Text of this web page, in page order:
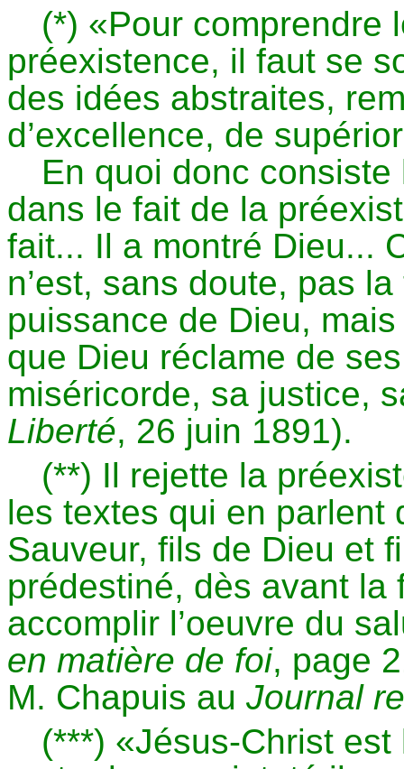
(*) «Pour comprendre
préexistence, il faut se
des idées abstraites,
d’excellence, de
En quoi donc
dans le fait de la
fait... Il a montré Dieu...
n’est, sans doute, pas
puissance de Dieu,
que Dieu réclame de
miséricorde, sa justice,
Liberté, 26 juin 1891).
(**) Il rejette la
les textes qui en parlent
Sauveur, fils de Dieu et
prédestiné, dès avant la
accomplir l’oeuvre du
en matière de foi, page
M. Chapuis au Journal
(***) «Jésus-Christ est